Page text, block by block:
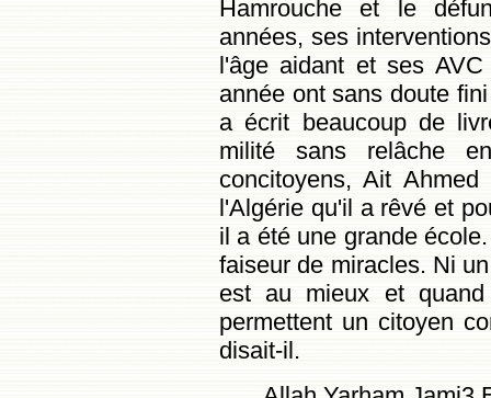
Hamrouche et le
années, ses
l'âge aidant et ses
année ont sans doute
a écrit beaucoup de
milité sans relâche
concitoyens, Ait
l'Algérie qu'il a rêvé et
il a été une grande
faiseur de miracles. Ni
est au mieux et
permettent un citoyen
disait-il.